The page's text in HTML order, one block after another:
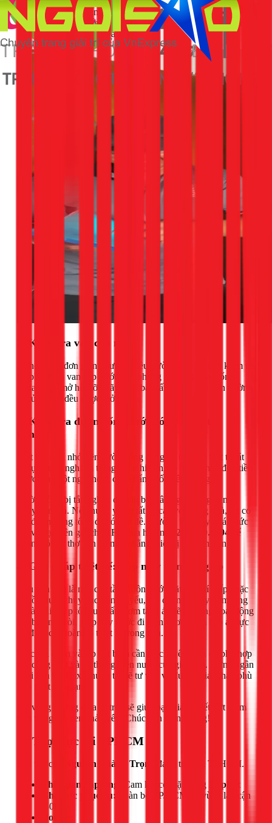
dung dịch giấm trắng và nước (tỷ lệ 1:1) trong khoảng
1-2 tiếng. Giấm sẽ làm tan cặn vôi. Sau đó, dùng bàn
chải cũ chà sạch và lắp lại.
2. Kiểm tra van cấp nước
Nghe có vẻ đơn giản nhưng nhiều trường hợp tôi đến kiểm tra
thì phát hiện van cấp nước cho phòng tắm hoặc van tổng
chưa được mở hết cỡ. Hãy đảm bảo tất cả các van trên đường
đi của nước đều được mở tối đa.
3. Kiểm tra đường ống nước có bị rò rỉ, tắc
nghẽn?
Một vết rò rỉ nhỏ trên đường ống cũng có thể làm thất thoát
áp lực nước nghiêm trọng. Dấu hiệu nhận biết là hóa đơn tiền
nước tăng đột ngột hoặc có vết ẩm mốc trên tường.
Đường ống bị tắc nghẽn do cặn bẩn lâu ngày cũng là một
nguyên nhân. Nếu nước yếu ở tất cả các vòi trong nhà, rất có
thể đường ống tổng đã có vấn đề. Trường hợp này khá phức
tạp và bạn nên gọi cho 1Fix qua hotline
028.3890.9294
để
chúng tôi cử thợ đến kiểm tra bằng thiết bị chuyên dụng.
4. Giải pháp triệt để: Lắp máy bơm tăng áp
Nếu nhà bạn là nhà cao tầng, bồn nước đặt ở vị trí thấp hoặc
nguồn nước thủy cục vốn đã yếu, lắp đặt một máy bơm tăng
áp là giải pháp tối ưu nhất. Bơm tăng áp sẽ tự động hoạt động
khi bạn mở vòi, giúp đẩy nước đi mạnh hơn, đảm bảo áp lực
ổn định cho toàn bộ thiết bị trong nhà.
Việc lựa chọn và lắp đặt bơm cần có chuyên môn để phù hợp
với công suất và hệ thống điện nước của gia đình. Đừng ngần
ngại liên hệ 1Fix, chúng tôi sẽ tư vấn và đưa ra giải pháp phù
hợp nhất cho bạn.
Hy vọng những chia sẻ trên sẽ giúp bạn giải quyết dứt điểm
tình trạng vòi sen chảy yếu. Chúc bạn thành công!
📍 Thợ trực tại TPHCM
Đội thợ của Nguyễn Thành Trọng
đang trực tại TPHCM.
Thời gian đáp ứng:
Cam kết có mặt trong
30 phút
Khu vực phục vụ:
Toàn bộ TP.HCM và vùng lân cận
(50km)
Hotline: